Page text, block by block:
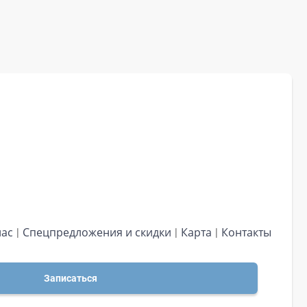
Спецпредложения и скидки Карта Контакты
Записаться